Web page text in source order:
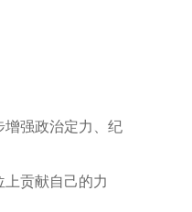
强政治定力、纪
贡献自己的力